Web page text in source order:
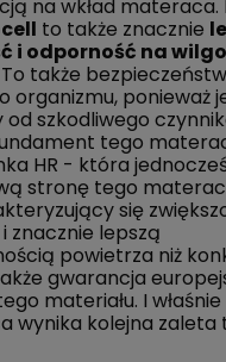
na wkład materaca.
to także znacznie
i odporność na
także
organizmu, ponieważ
szkodliwego
tego
HR - która
stronę tego
się
znacznie lepszą
powietrza niż
gwarancja
materiału. I
wynika kolejna zaleta